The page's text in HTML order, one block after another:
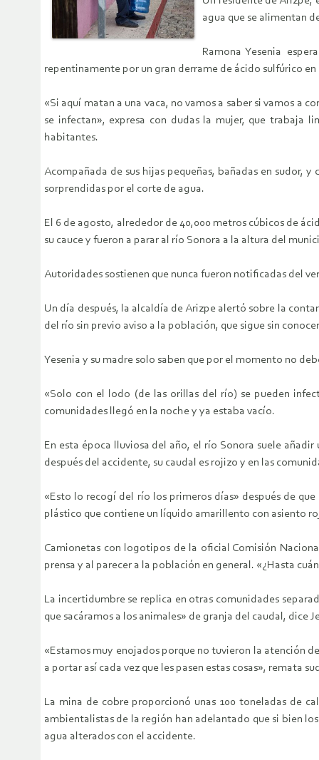
agua que se alimentan
Ramona Yesenia
repentinamente por un gran derrame de ácido sulfúrico
«Si aquí matan a una vaca, no vamos a saber si vamos a
se infectan», expresa con dudas la mujer, que trabaja
habitantes.
Acompañada de sus hijas pequeñas, bañadas en sudor,
sorprendidas por el corte de agua.
El 6 de agosto, alrededor de 40,000 metros cúbicos de
su cauce y fueron a parar al río Sonora a la altura del
Autoridades sostienen que nunca fueron notificadas del
Un día después, la alcaldía de Arizpe alertó sobre la
del río sin previo aviso a la población, que sigue sin
Yesenia y su madre solo saben que por el momento no
«Solo con el lodo (de las orillas del río) se pueden
comunidades llegó en la noche y ya estaba vacío.
En esta época lluviosa del año, el río Sonora suele
después del accidente, su caudal es rojizo y en las
«Esto lo recogí del río los primeros días» después de
plástico que contiene un líquido amarillento con asiento
Camionetas con logotipos de la oficial Comisión
prensa y al parecer a la población en general. «¿Hasta
La incertidumbre se replica en otras comunidades
que sacáramos a los animales» de granja del caudal, dice
«Estamos muy enojados porque no tuvieron la atención
a portar así cada vez que les pasen estas cosas», remata
La mina de cobre proporcionó unas 100 toneladas de
ambientalistas de la región han adelantado que si bien
agua alterados con el accidente.